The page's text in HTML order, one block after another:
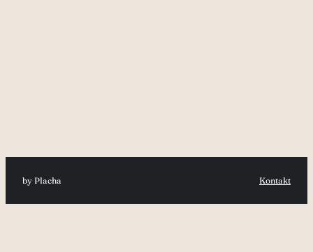
by Placha Kontakt